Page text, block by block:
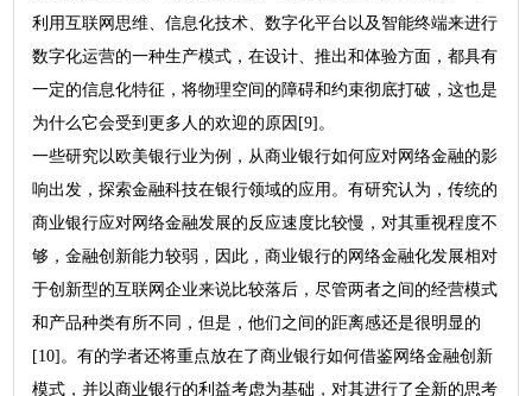
利用互联网思维、信息化技术、数字化平台以及智能终端来进行
数字化运营的一种生产模式，在设计、推出和体验方面，都具有
一定的信息化特征，将物理空间的障碍和约束彻底打破，这也是
为什么它会受到更多人的欢迎的原因[9]。
一些研究以欧美银行业为例，从商业银行如何应对网络金融的影
响出发，探索金融科技在银行领域的应用。有研究认为，传统的
商业银行应对网络金融发展的反应速度比较慢，对其重视程度不
够，金融创新能力较弱，因此，商业银行的网络金融化发展相对
于创新型的互联网企业来说比较落后，尽管两者之间的经营模式
和产品种类有所不同，但是，他们之间的距离感还是很明显的
[10]。有的学者还将重点放在了商业银行如何借鉴网络金融创新
模式，并以商业银行的利益考虑为基础，对其进行了全新的思考